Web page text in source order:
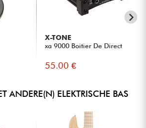
X-TONE
xa 9000 Boitier De Direct
55.00 €
ANDERE(N) ELEKTRISCHE BAS